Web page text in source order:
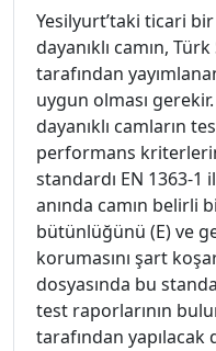
Yesilyurt’taki ticari
dayanıklı camın,
tarafından
uygun olması
dayanıklı camların
performans
standardı EN 1363-1
anında camın belirli
bütünlüğünü (E) ve
korumasını şart
dosyasında bu
test raporlarının
tarafından